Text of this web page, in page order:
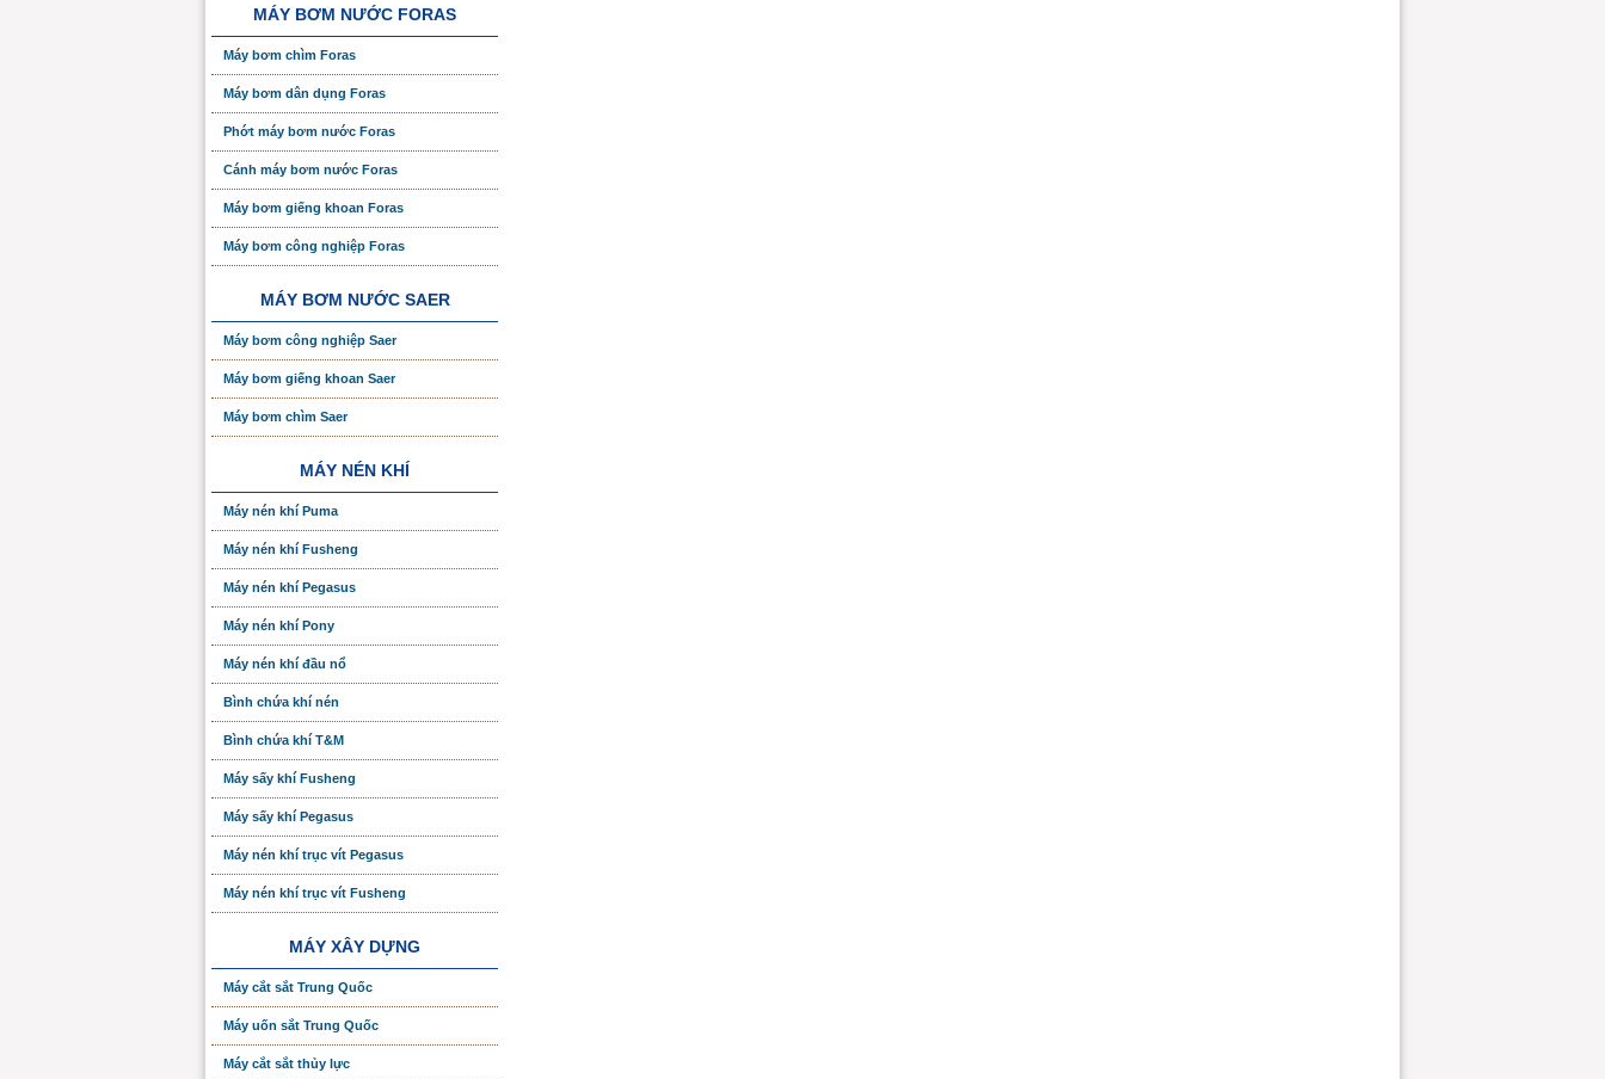
MÁY BƠM NƯỚC FORAS
Máy bơm chìm Foras
Máy bơm dân dụng Foras
Phớt máy bơm nước Foras
Cánh máy bơm nước Foras
Máy bơm giếng khoan Foras
Máy bơm công nghiệp Foras
MÁY BƠM NƯỚC SAER
Máy bơm công nghiệp Saer
Máy bơm giếng khoan Saer
Máy bơm chìm Saer
MÁY NÉN KHÍ
Máy nén khí Puma
Máy nén khí Fusheng
Máy nén khí Pegasus
Máy nén khí Pony
Máy nén khí đầu nổ
Bình chứa khí nén
Bình chứa khí T&M
Máy sấy khí Fusheng
Máy sấy khí Pegasus
Máy nén khí trục vít Pegasus
Máy nén khí trục vít Fusheng
MÁY XÂY DỰNG
Máy cắt sắt Trung Quốc
Máy uốn sắt Trung Quốc
Máy cắt sắt thủy lực